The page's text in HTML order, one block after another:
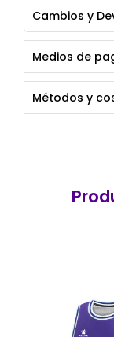
Cambios y
Medios de
Métodos y